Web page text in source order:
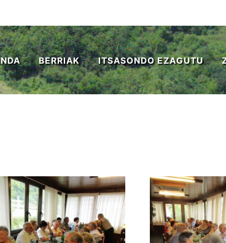
BERRIAK ITSASONDO EZAGUTU